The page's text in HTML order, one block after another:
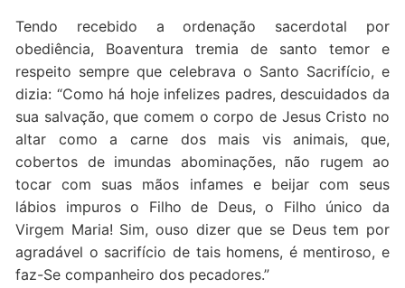
Tendo recebido a ordenação sacerdotal por
obediência, Boaventura tremia de santo temor e
respeito sempre que celebrava o Santo Sacrifício, e
dizia: “Como há hoje infelizes padres, descuidados da
sua salvação, que comem o corpo de Jesus Cristo no
altar como a carne dos mais vis animais, que,
cobertos de imundas abominações, não rugem ao
tocar com suas mãos infames e beijar com seus
lábios impuros o Filho de Deus, o Filho único da
Virgem Maria! Sim, ouso dizer que se Deus tem por
agradável o sacrifício de tais homens, é mentiroso, e
faz-Se companheiro dos pecadores.”